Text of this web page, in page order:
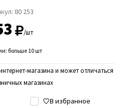
80 253
/шт
больше 10 шт
магазина и может отличаться
магазинах
В избранное